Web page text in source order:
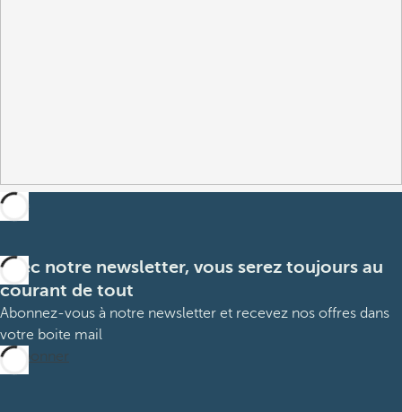
Avec notre newsletter, vous serez toujours au
courant de tout
Abonnez-vous à notre newsletter et recevez nos offres dans
votre boite mail
M’abonner